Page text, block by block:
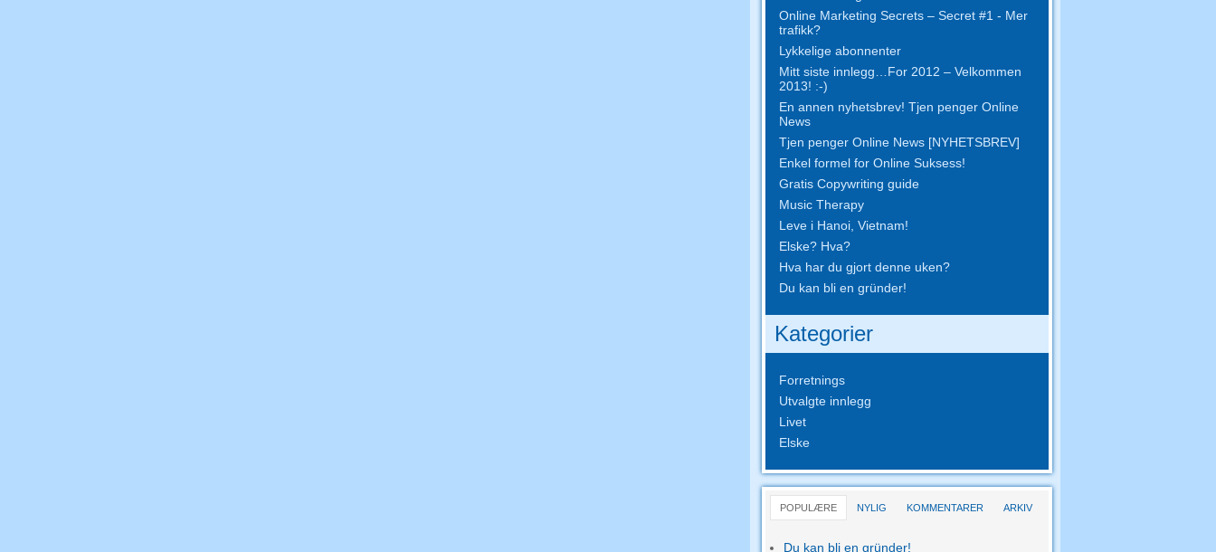
Online Marketing Secrets – Secret #1 - Mer
trafikk?
Lykkelige abonnenter
Mitt siste innlegg…For 2012 – Velkommen
2013! :-)
En annen nyhetsbrev! Tjen penger Online
News
Tjen penger Online News [NYHETSBREV]
Enkel formel for Online Suksess!
Gratis Copywriting guide
Music Therapy
Leve i Hanoi, Vietnam!
Elske? Hva?
Hva har du gjort denne uken?
Du kan bli en gründer!
Kategorier
Forretnings
Utvalgte innlegg
Livet
Elske
POPULÆRE NYLIG KOMMENTARER ARKIV
Du kan bli en gründer!